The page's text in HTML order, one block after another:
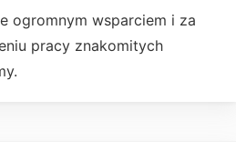
ogromnym wsparciem i za
pracy znakomitych